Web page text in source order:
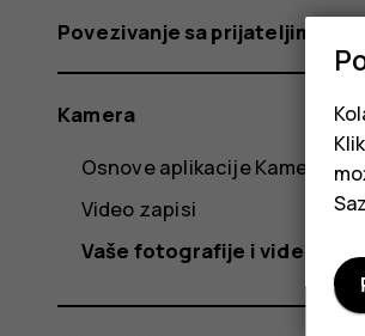
Povezivanje sa prijateljima i
Kamera
Osnove aplikacije Kamera
Video zapisi
Vaše fotografije i video